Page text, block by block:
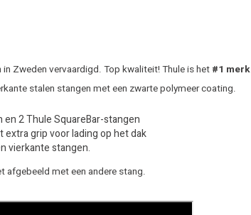
in Zweden vervaardigd. Top kwaliteit! Thule is het #1 merk
stalen stangen met een zwarte polymeer coating.
2 Thule SquareBar-stangen
grip voor lading op het dak
vierkante stangen.
afgebeeld met een andere stang.